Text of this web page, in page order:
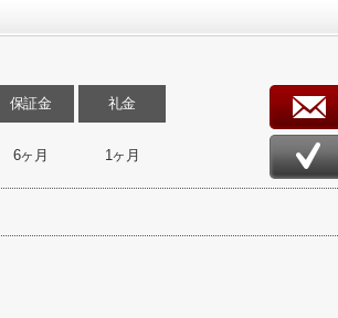
保証金
6ヶ月
礼金
1ヶ月